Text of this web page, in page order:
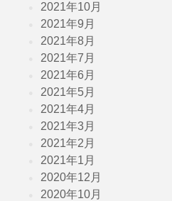
2021年10月
2021年9月
2021年8月
2021年7月
2021年6月
2021年5月
2021年4月
2021年3月
2021年2月
2021年1月
2020年12月
2020年10月